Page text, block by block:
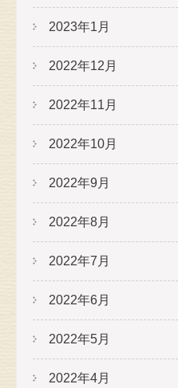
2023年1月
2022年12月
2022年11月
2022年10月
2022年9月
2022年8月
2022年7月
2022年6月
2022年5月
2022年4月